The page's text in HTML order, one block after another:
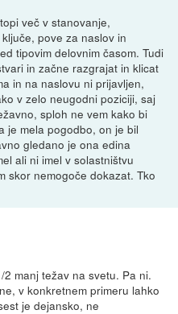
več v stanovanje,
pove za naslov in
tipovim delovnim časom. Tudi
in začne razgrajat in klicat
in na naslovu ni prijavljen,
v zelo neugodni poziciji, saj
sploh ne vem kako bi
je mela pogodbo, on je bil
gledano je ona edina
ali ni imel v solastništvu
skor nemogoče dokazat. Tko
manj težav na svetu. Pa ni.
v konkretnem primeru lahko
je dejansko, ne